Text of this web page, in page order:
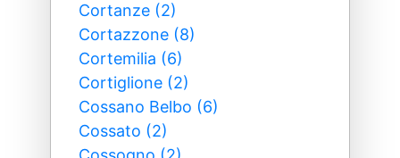
Cortanze (2)
Cortazzone (8)
Cortemilia (6)
Cortiglione (2)
Cossano Belbo (6)
Cossato (2)